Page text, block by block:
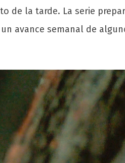
de la tarde. La serie
avance semanal de